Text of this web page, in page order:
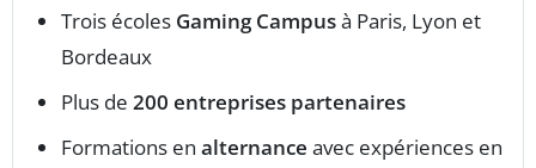
Trois écoles Gaming Campusà Paris, Lyon et
Bordeaux
Plus de 200 entreprises partenaires
Formations en alternance avec expériences en